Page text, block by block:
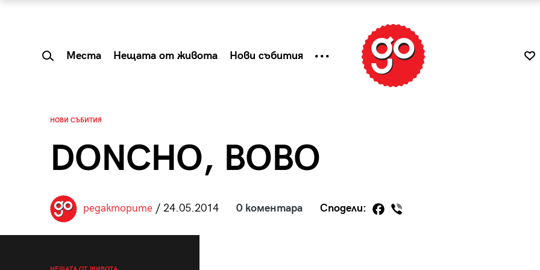
Места Нещата от живота Нови събития
НОВИ СЪБИТИЯ
DONCHO, BOBO
редакторите/ 24.05.2014 0 коментара Сподели: